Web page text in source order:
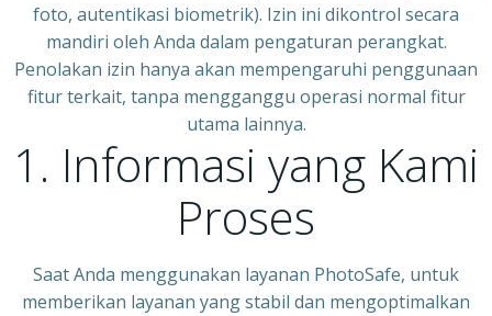
foto, autentikasi biometrik). Izin ini dikontrol secara
mandiri oleh Anda dalam pengaturan perangkat.
Penolakan izin hanya akan mempengaruhi penggunaan
fitur terkait, tanpa mengganggu operasi normal fitur
utama lainnya.
1. Informasi yang Kami
Proses
Saat Anda menggunakan layanan PhotoSafe, untuk
memberikan layanan yang stabil dan mengoptimalkan